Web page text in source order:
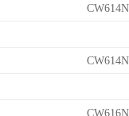
CW614N
CW614N
CW616N